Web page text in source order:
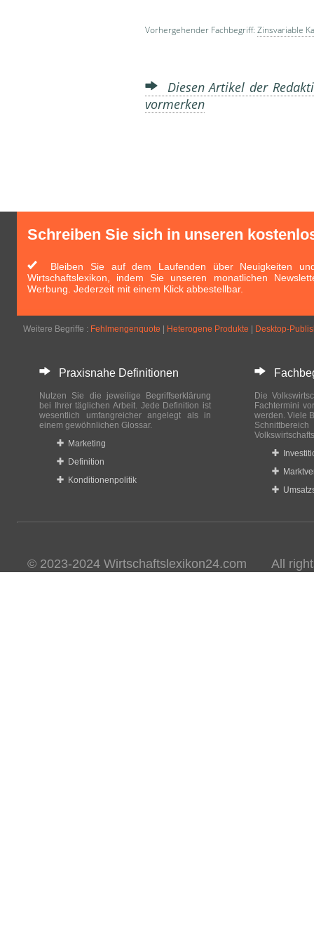
Vorhergehender Fachbegriff: Zinsvariable
Diesen Artikel der
vormerken
Schreiben Sie sich in unseren
Bleiben Sie auf dem Laufenden über Neuigkeiten
Wirtschaftslexikon, indem Sie unseren monatlichen
Werbung. Jederzeit mit einem Klick abbestellbar.
Weitere Begriffe : Fehlmengenquote Heterogene Produkte Desktop-
Praxisnahe Definitionen
Nutzen Sie die jeweilige Begriffserklärung
bei Ihrer täglichen Arbeit. Jede Definition ist
wesentlich umfangreicher angelegt als in
einem gewöhnlichen Glossar.
Marketing
Definition
Konditionenpolitik
Die
Fachtermini
werden. Viele
© 2023-2024 Wirtschaftslexikon24.com All